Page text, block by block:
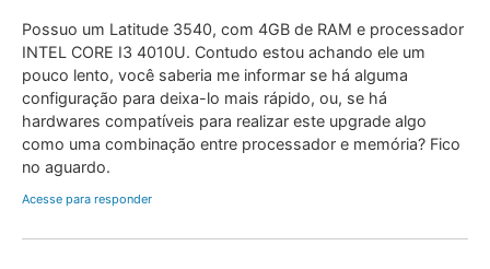
Possuo um Latitude 3540, com 4GB de RAM e processador
INTEL CORE I3 4010U. Contudo estou achando ele um
pouco lento, você saberia me informar se há alguma
configuração para deixa-lo mais rápido, ou, se há
hardwares compatíveis para realizar este upgrade algo
como uma combinação entre processador e memória? Fico
no aguardo.
Acesse para responder